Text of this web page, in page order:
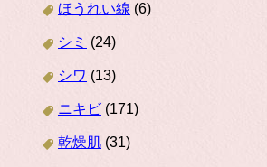
ほうれい線 (6)
シミ (24)
シワ (13)
ニキビ (171)
乾燥肌 (31)